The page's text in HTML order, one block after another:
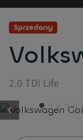
Sprzedany
2.0 TDI Life
button.previous